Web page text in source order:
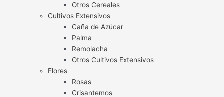
Otros Cereales
Cultivos Extensivos
Caña de Azúcar
Palma
Remolacha
Otros Cultivos Extensivos
Flores
Rosas
Crisantemos